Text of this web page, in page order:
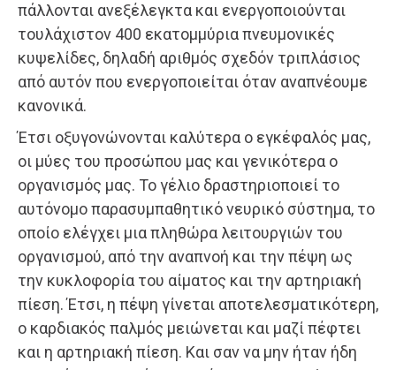
πάλλονται ανεξέλεγκτα και ενεργοποιούνται
τουλάχιστον 400 εκατομμύρια πνευμονικές
κυψελίδες, δηλαδή αριθμός σχεδόν τριπλάσιος
από αυτόν που ενεργοποιείται όταν αναπνέουμε
κανονικά.
Έτσι οξυγονώνονται καλύτερα ο εγκέφαλός μας,
οι μύες του προσώπου μας και γενικότερα ο
οργανισμός μας. Το γέλιο δραστηριοποιεί το
αυτόνομο παρασυμπαθητικό νευρικό σύστημα, το
οποίο ελέγχει μια πληθώρα λειτουργιών του
οργανισμού, από την αναπνοή και την πέψη ως
την κυκλοφορία του αίματος και την αρτηριακή
πίεση. Έτσι, η πέψη γίνεται αποτελεσματικότερη,
ο καρδιακός παλμός μειώνεται και μαζί πέφτει
και η αρτηριακή πίεση. Και σαν να μην ήταν ήδη